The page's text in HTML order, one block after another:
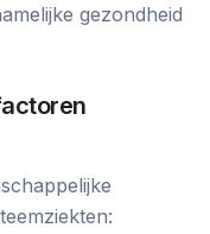
gezondheid